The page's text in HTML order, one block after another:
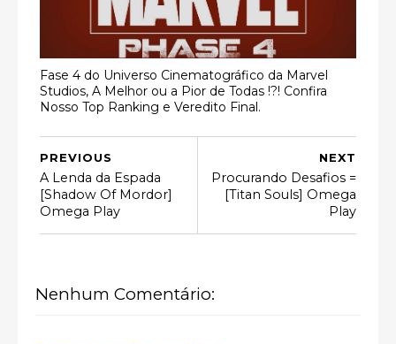
Fase 4 do Universo Cinematográfico da Marvel
Studios, A Melhor ou a Pior de Todas !?! Confira
Nosso Top Ranking e Veredito Final.
NEXT
Procurando Desafios =
[Titan Souls] Omega
Play
PREVIOUS
A Lenda da Espada
[Shadow Of Mordor]
Omega Play
Nenhum Comentário: